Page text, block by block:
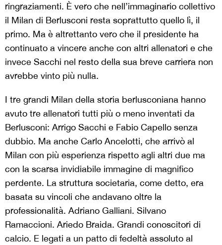
ringraziamenti. È vero che nell’immaginario collettivo
il Milan di Berlusconi resta soprattutto quello lì, il
primo. Ma è altrettanto vero che il presidente ha
continuato a vincere anche con altri allenatori e che
invece Sacchi nel resto della sua breve carriera non
avrebbe vinto più nulla.
I tre grandi Milan della storia berlusconiana hanno
avuto tre allenatori tutti più o meno inventati da
Berlusconi: Arrigo Sacchi e Fabio Capello senza
dubbio. Ma anche Carlo Ancelotti, che arrivò al
Milan con più esperienza rispetto agli altri due ma
con la scarsa invidiabile immagine di magnifico
perdente. La struttura societaria, come detto, era
basata su vincoli che andavano oltre la
professionalità. Adriano Galliani. Silvano
Ramaccioni. Ariedo Braida. Grandi conoscitori di
calcio. E legati a un patto di fedeltà assoluto al